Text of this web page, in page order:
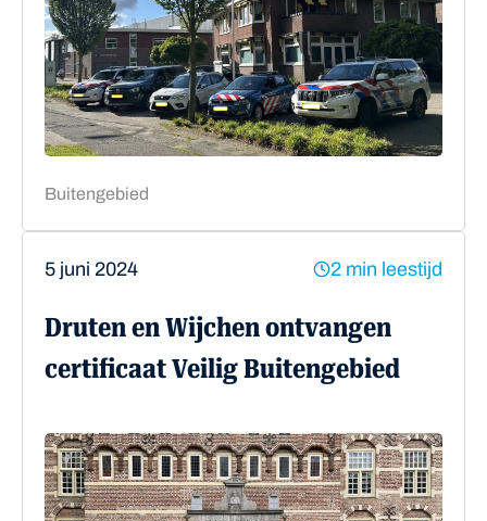
Buitengebied
5 juni 2024 2 min leestijd
Druten en Wijchen ontvangen
certificaat Veilig Buitengebied